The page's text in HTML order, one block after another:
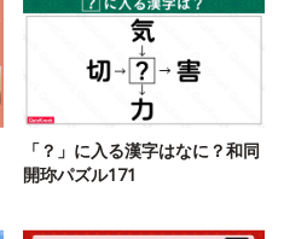
「？」に入る漢字はなに？和同
開珎パズル171